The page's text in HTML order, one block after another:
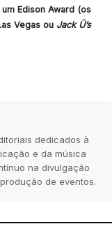
Edison Award (os
Vegas ou Jack Ü’s
dedicados à
e da música
na divulgação
de eventos.